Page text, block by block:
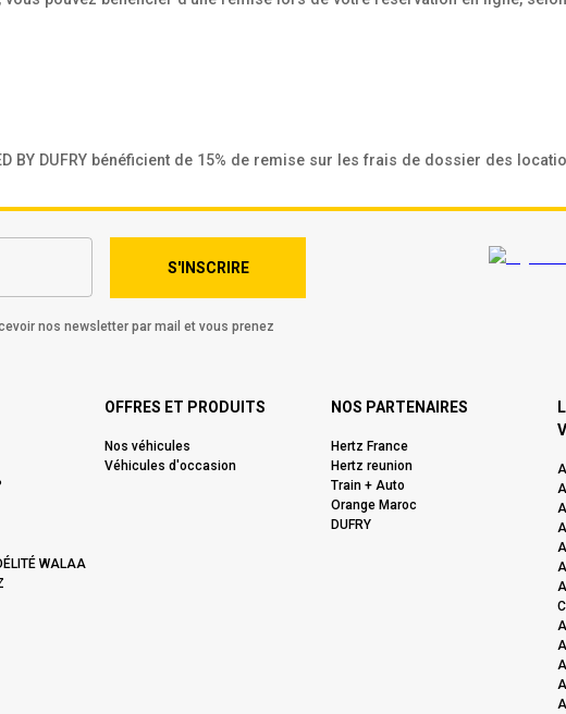
BY DUFRY bénéficient de 15% de remise sur les frais de dossier des
S'INSCRIRE
nos newsletter par mail et vous prenez
WALAA
OFFRES ET PRODUITS
Nos véhicules
Véhicules d'occasion
NOS PARTENAIRES
Hertz France
Hertz reunion
Train + Auto
Orange Maroc
DUFRY